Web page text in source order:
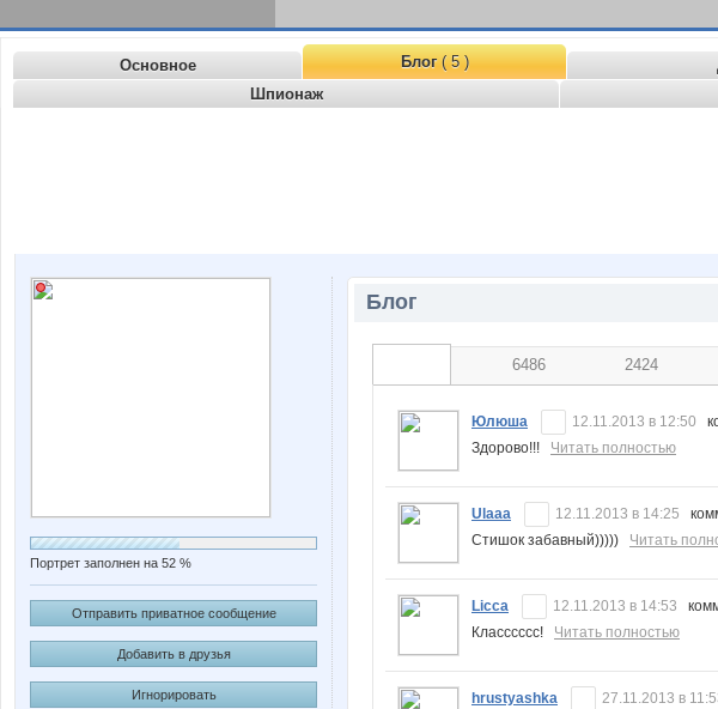
Основное Блог( 5 )
Шпионаж
Портрет заполнен на 52 %
Отправить приватное сообщение
Добавить в друзья
Игнорировать
Блог
6486 2424
Юлюша 12.11.2013 в 12:50
Здорово!!! Читать полностью
Ulaaa 12.11.2013 в 14:25
Стишок забавный))))) Читать
Licca 12.11.2013 в 14:53
Класссссс! Читать полностью
hrustyashka 27.11.2013 в